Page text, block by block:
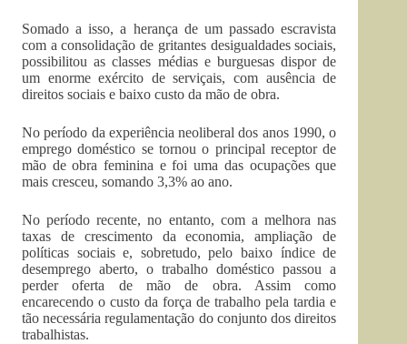
Somado a isso, a herança de um passado escravista
com a consolidação de gritantes desigualdades sociais,
possibilitou as classes médias e burguesas dispor de
um enorme exército de serviçais, com ausência de
direitos sociais e baixo custo da mão de obra.
No período da experiência neoliberal dos anos 1990, o
emprego doméstico se tornou o principal receptor de
mão de obra feminina e foi uma das ocupações que
mais cresceu, somando 3,3% ao ano.
No período recente, no entanto, com a melhora nas
taxas de crescimento da economia, ampliação de
políticas sociais e, sobretudo, pelo baixo índice de
desemprego aberto, o trabalho doméstico passou a
perder oferta de mão de obra. Assim como
encarecendo o custo da força de trabalho pela tardia e
tão necessária regulamentação do conjunto dos direitos
trabalhistas.